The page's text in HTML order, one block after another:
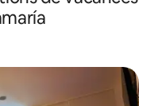
plus aimés